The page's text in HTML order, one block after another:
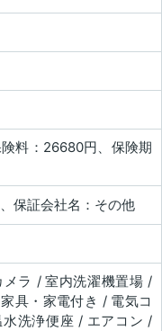
料：26680円、保険期
保証会社名：その他
ラ / 室内洗濯機置場 /
具・家電付き / 電気コ
洗浄便座 / エアコン /